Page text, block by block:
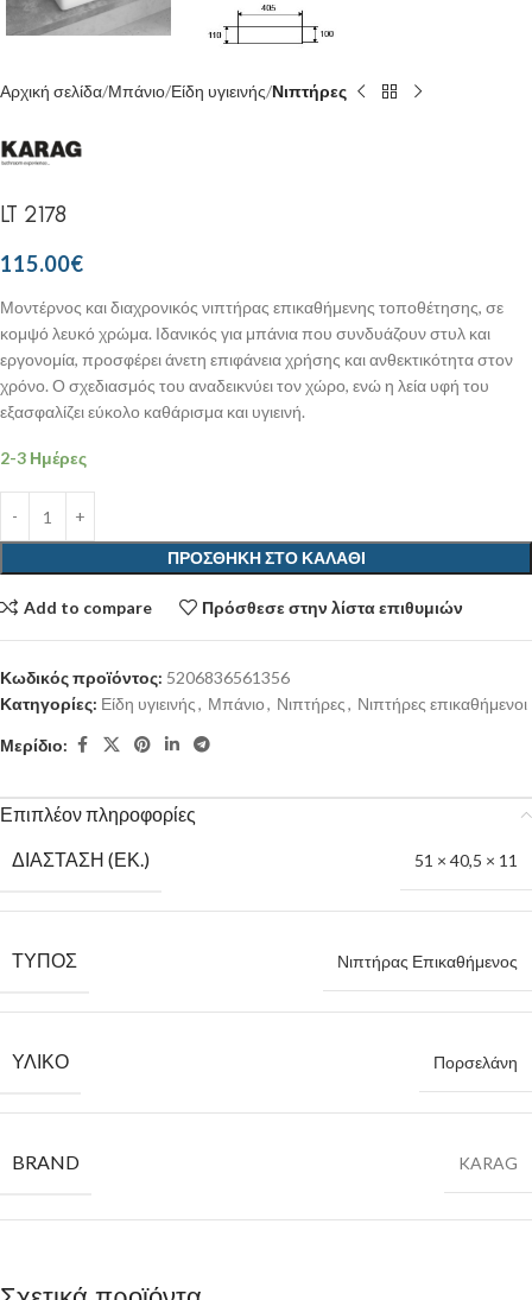
Αρχική σελίδα Μπάνιο Είδη υγιεινής Νιπτήρες
LT 2178
115.00€
Μοντέρνος και διαχρονικός νιπτήρας επικαθήμενης τοποθέτησης, σε
κομψό λευκό χρώμα. Ιδανικός για μπάνια που συνδυάζουν στυλ και
εργονομία, προσφέρει άνετη επιφάνεια χρήσης και ανθεκτικότητα στον
χρόνο. Ο σχεδιασμός του αναδεικνύει τον χώρο, ενώ η λεία υφή του
εξασφαλίζει εύκολο καθάρισμα και υγιεινή.
2-3 Ημέρες
ΠΡΟΣΘΉΚΗ ΣΤΟ ΚΑΛΆΘΙ
Add to compare Πρόσθεσε στην λίστα επιθυμιών
Κωδικός προϊόντος: 5206836561356
Κατηγορίες: Είδη υγιεινής, Μπάνιο, Νιπτήρες, Νιπτήρες επικαθήμενοι
Μερίδιο:
Επιπλέον πληροφορίες
ΔΙΆΣΤΑΣΗ (ΕΚ.)
51 × 40,5 × 11
ΤΎΠΟΣ Νιπτήρας Επικαθήμενος
ΥΛΙΚΌ Πορσελάνη
BRAND KARAG